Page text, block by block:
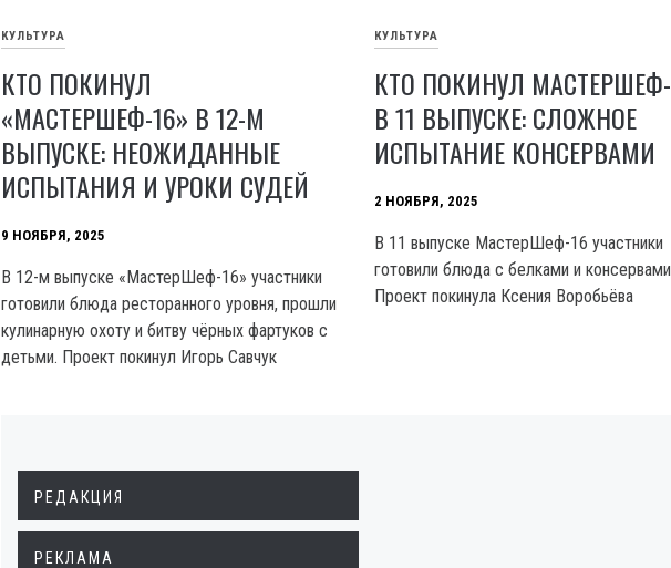
КУЛЬТУРА
КТО ПОКИНУЛ
«МАСТЕРШЕФ-16» В 12-М
ВЫПУСКЕ: НЕОЖИДАННЫЕ
ИСПЫТАНИЯ И УРОКИ СУДЕЙ
9 НОЯБРЯ, 2025
В 12-м выпуске «МастерШеф-16» участники
готовили блюда ресторанного уровня, прошли
кулинарную охоту и битву чёрных фартуков с
детьми. Проект покинул Игорь Савчук
КУЛЬТУРА
КТО ПОКИНУЛ
В 11 ВЫПУСКЕ: СЛОЖНОЕ
ИСПЫТАНИЕ КОНСЕРВАМИ
2 НОЯБРЯ, 2025
В 11 выпуске МастерШеф-16 участники
готовили блюда с белками и
Проект покинула Ксения Воробьёва
РЕДАКЦИЯ
РЕКЛАМА